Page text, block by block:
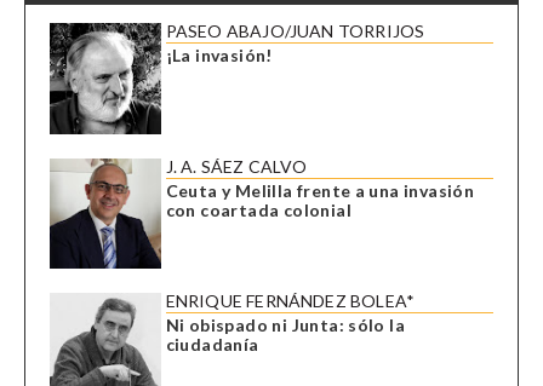
PASEO ABAJO/JUAN TORRIJOS
¡La invasión!
J. A. SÁEZ CALVO
Ceuta y Melilla frente a una invasión
con coartada colonial
ENRIQUE FERNÁNDEZ BOLEA*
Ni obispado ni Junta: sólo la
ciudadanía